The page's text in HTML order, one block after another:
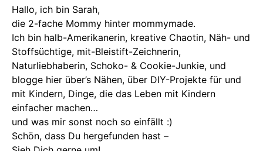
Hallo, ich bin Sarah,
die 2-fache Mommy hinter mommymade.
Ich bin halb-Amerikanerin, kreative Chaotin, Näh- und
Stoffsüchtige, mit-Bleistift-Zeichnerin,
Naturliebhaberin, Schoko- & Cookie-Junkie, und
blogge hier über’s Nähen, über DIY-Projekte für und
mit Kindern, Dinge, die das Leben mit Kindern
einfacher machen…
und was mir sonst noch so einfällt :)
Schön, dass Du hergefunden hast –